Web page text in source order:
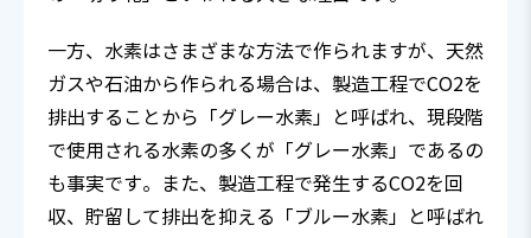
一方、水素はさまざまな方法で作られますが、天然
ガスや石油から作られる場合は、製造工程でCO2を
排出することから「グレー水素」と呼ばれ、現段階
で使用される水素の多くが「グレー水素」であるの
も事実です。また、製造工程で発生するCO2を回
収、貯留して排出を抑える「ブルー水素」と呼ばれ